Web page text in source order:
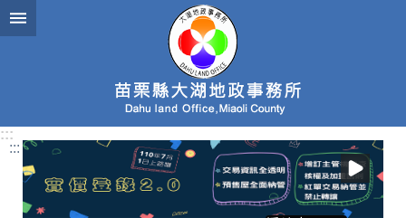
跳到主要內容區塊
:::
:::